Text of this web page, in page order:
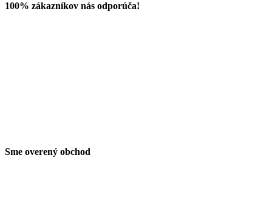
100% zákazníkov nás odporúča!
Sme overený obchod